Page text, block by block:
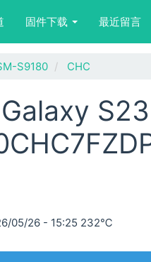
固件下载 最近留言
S9180 CHC
05/26 - 15:25 232℃